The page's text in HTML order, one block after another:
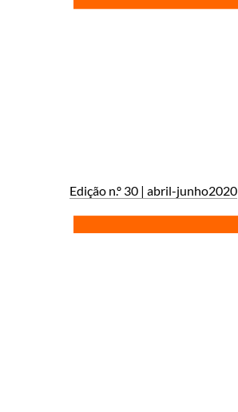
Edição n.º 30 | abril-junho2020